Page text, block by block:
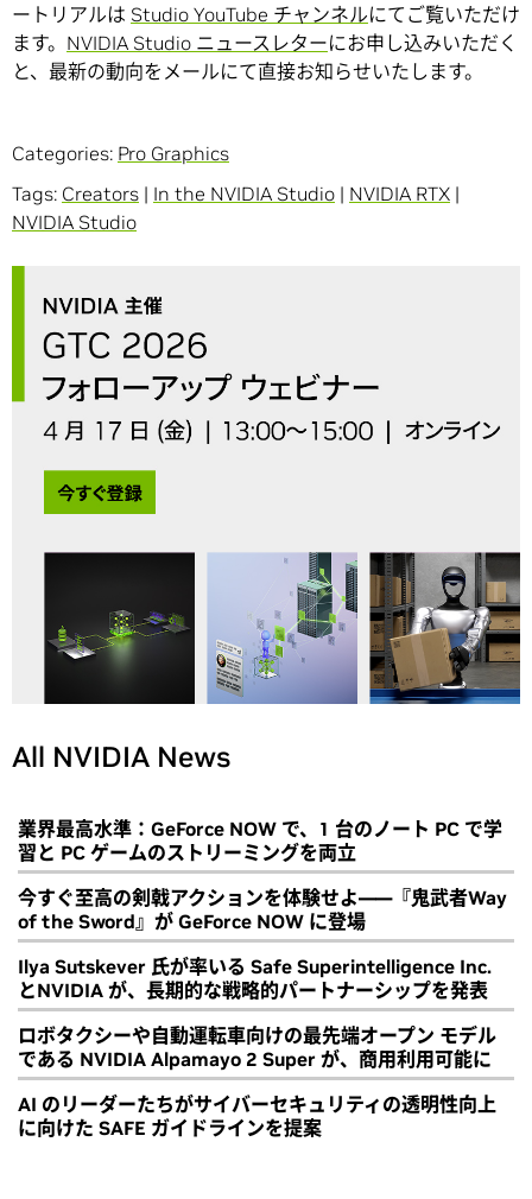
ートリアルは Studio YouTube チャンネルにてご覧いただけ
ます。 NVIDIA Studio ニュースレターにお申し込みいただく
と、最新の動向をメールにて直接お知らせいたします。
Categories: Pro Graphics
Tags: Creators | In the NVIDIA Studio | NVIDIA RTX |
NVIDIA Studio
All NVIDIA News
業界最高水準：GeForce NOW で、1 台のノート PC で学
習と PC ゲームのストリーミングを両立
今すぐ至高の剣戟アクションを体験せよ――『鬼武者Way
of the Sword』が GeForce NOW に登場
Ilya Sutskever 氏が率いる Safe Superintelligence Inc.
とNVIDIA が、長期的な戦略的パートナーシップを発表
ロボタクシーや自動運転車向けの最先端オープン モデル
である NVIDIA Alpamayo 2 Super が、商用利用可能に
AI のリーダーたちがサイバーセキュリティの透明性向上
に向けた SAFE ガイドラインを提案